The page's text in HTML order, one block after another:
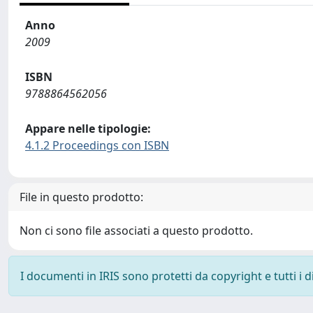
Anno
2009
ISBN
9788864562056
Appare nelle tipologie:
4.1.2 Proceedings con ISBN
File in questo prodotto:
Non ci sono file associati a questo prodotto.
I documenti in IRIS sono protetti da copyright e tutti i